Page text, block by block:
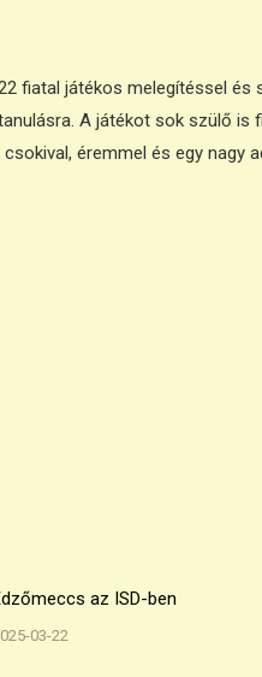
fiatal játékos melegítéssel és
A játékot sok szülő is
éremmel és egy nagy
az ISD-ben
03-22